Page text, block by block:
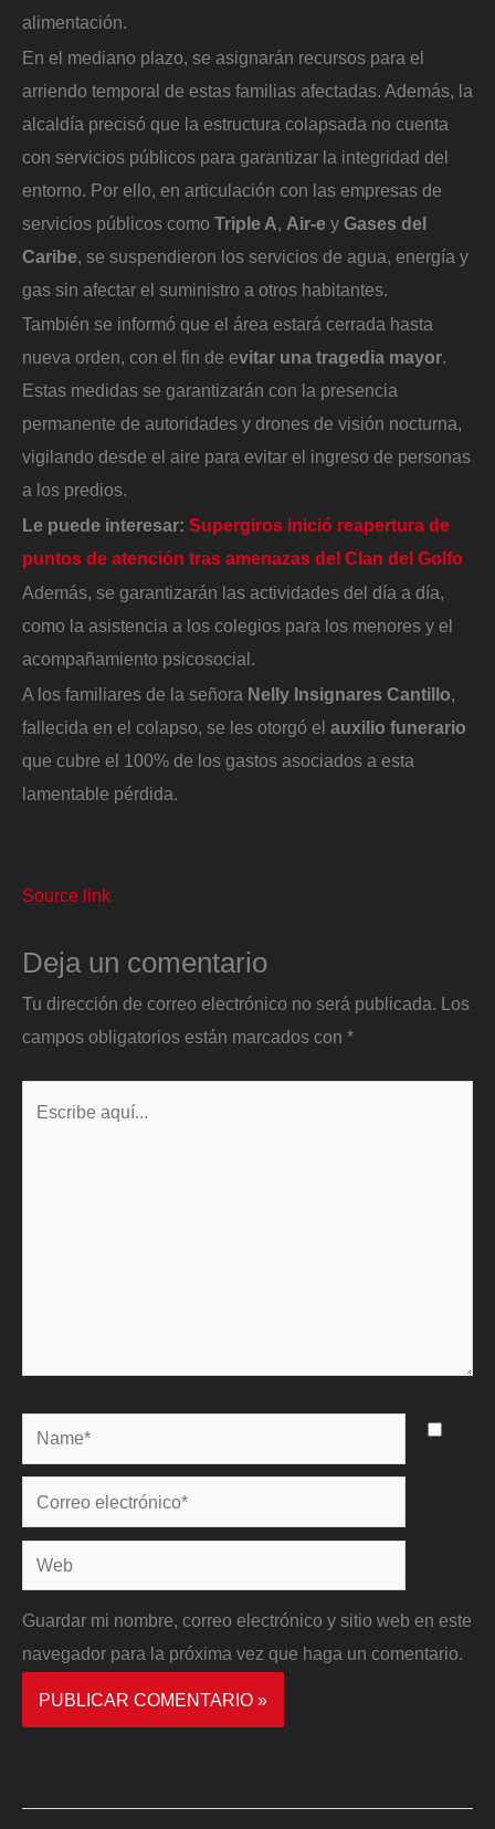
alimentación.
En el mediano plazo, se asignarán recursos para el
arriendo temporal de estas familias afectadas. Además, la
alcaldía precisó que la estructura colapsada no cuenta
con servicios públicos para garantizar la integridad del
entorno. Por ello, en articulación con las empresas de
servicios públicos como Triple A Air-e y Gases del
Caribe , se suspendieron los servicios de agua, energía y
gas sin afectar el suministro a otros habitantes.
También se informó que el área estará cerrada hasta
nueva orden, con el fin de evitar una tragedia mayor.
Estas medidas se garantizarán con la presencia
permanente de autoridades y drones de visión nocturna,
vigilando desde el aire para evitar el ingreso de personas
a los predios.
Le puede interesar: Supergiros inició reapertura de
puntos de atención tras amenazas del Clan del Golfo
Además, se garantizarán las actividades del día a día,
como la asistencia a los colegios para los menores y el
acompañamiento psicosocial.
A los familiares de la señora Nelly Insignares Cantillo,
fallecida en el colapso, se les otorgó el auxilio funerario
que cubre el 100% de los gastos asociados a esta
lamentable pérdida.
Source link
Deja un comentario
Tu dirección de correo electrónico no será publicada.
Los
campos obligatorios están marcados con *
Name*
Correo
electrónico*
Web
Guardar mi nombre, correo electrónico y sitio web en este
navegador para la próxima vez que haga un comentario.